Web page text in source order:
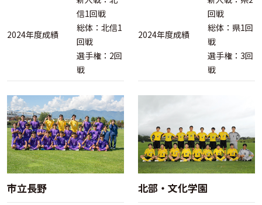
2024年度成績
信1回戦
総体：北信1
回戦
選手権：2回
戦
2024年度成績
回戦
総体：県1回
戦
選手権：3回
戦
市立長野 北部・文化学園